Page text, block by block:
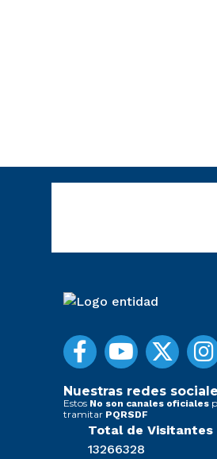
Nuestras redes
Estos No son canales oficiales
tramitar PQRSDF
Total de Visitantes
13266328